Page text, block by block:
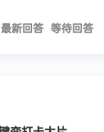
最新回答 等待回答